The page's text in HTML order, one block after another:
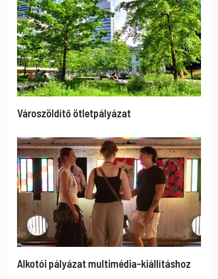
Városzöldítő ötletpályázat
Alkotói pályázat multimédia-kiállításhoz